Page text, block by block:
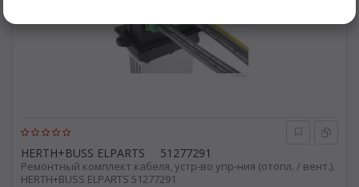
HERTH+BUSS ELPARTS 51277291
Ремонтный комплект кабеля, устр-во упр-ния (отопл. / вент.).
HERTH+BUSS ELPARTS 51277291